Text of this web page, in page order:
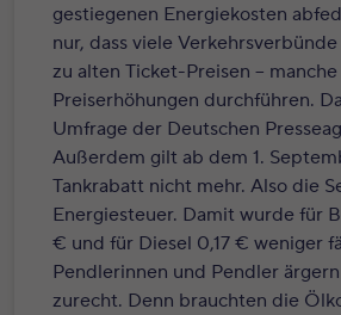
gestiegenen Energiekosten
nur, dass viele
zu alten Ticket-Preisen –
Preiserhöhungen durchführen.
Umfrage der Deutschen
Außerdem gilt ab dem 1.
Tankrabatt nicht mehr. Also die
Energiesteuer. Damit wurde für
€ und für Diesel 0,17 € weniger
Pendlerinnen und Pendler
zurecht. Denn brauchten die